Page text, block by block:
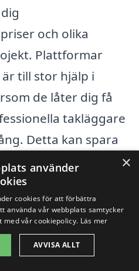
och olika
Plattformar
till stor hjälp i
de låter dig få
takläggare
Detta kan spara
översikt över vad
från olika
till att du hittar
tilläggstjänster
×
använder
cookies för att förbättra
använda vår webbplats samtycker
med vår cookiepolicy. Läs mer
AVVISA ALLT